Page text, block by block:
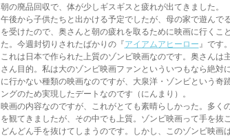
朝の廃品回収で、体が少しギスギスと疲れが出てきました。
午後から子供たちと出かける予定でしたが、母の家で遊んで
を受けたので、奥さんと朝の疲れを取るために映画に行くこ
た。今週封切りされたばかりの『アイアムアヒーロー 』です。
これは日本で作られた上質のゾンビ映画なのです。奥さんは
さん目的。私は大のゾンビ映画ファンといういつもなら絶対
に行かない種類の映画なのですが、大泉洋・ゾンビという奇
ングのため実現したデートなのです（にんまり）。
映画の内容なのですが、これがとても素晴らしかった。多く
を観てきましたが、その中でも上質。ゾンビ映画って手を抜
どんどん手を抜けてしまうのです。しかし、このゾンビ映画